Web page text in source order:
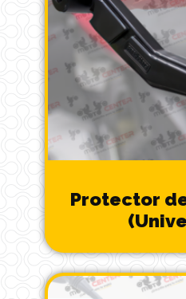
Protector